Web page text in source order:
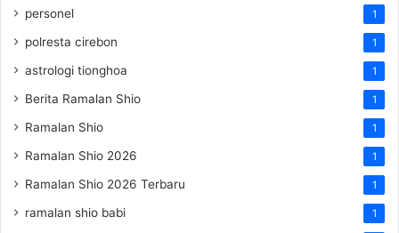
personel 1
polresta cirebon 1
astrologi tionghoa 1
Berita Ramalan Shio 1
Ramalan Shio 1
Ramalan Shio 2026 1
Ramalan Shio 2026 Terbaru 1
ramalan shio babi 1